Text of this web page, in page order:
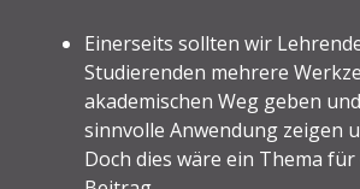
Einerseits sollten wir
Studierenden mehrere
akademischen Weg geben
sinnvolle Anwendung zeigen
Doch dies wäre ein Thema